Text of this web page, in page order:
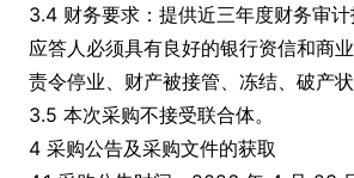
3.4 财务要求：提供近三年度财务审计
应答人必须具有良好的银行资信和商
责令停业、财产被接管、冻结、破产状
3.5 本次采购不接受联合体。
4 采购公告及采购文件的获取